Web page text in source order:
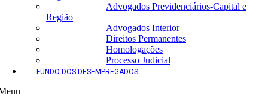
Advogados Previdenciários-Capital e
Região
Advogados Interior
Direitos Permanentes
Homologações
Processo Judicial
FUNDO DOS DESEMPREGADOS